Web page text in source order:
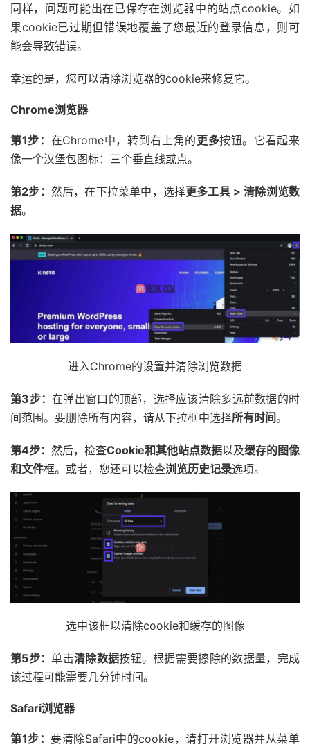
同样，问题可能出在已保存在浏览器中的站点cookie。如
果cookie已过期但错误地覆盖了您最近的登录信息，则可
能会导致错误。
幸运的是，您可以清除浏览器的cookie来修复它。
Chrome浏览器
第1步： 在Chrome中，转到右上角的更多按钮。它看起来
像一个汉堡包图标：三个垂直线或点。
第2步： 然后，在下拉菜单中，选择更多工具 > 清除浏览数
据。
进入Chrome的设置并清除浏览数据
第3步：在弹出窗口的顶部，选择应该清除多远前数据的时
间范围。要删除所有内容，请从下拉框中选择所有时间。
第4步： 然后，检查Cookie和其他站点数据以及缓存的图像
和文件框。或者，您还可以检查浏览历史记录选项。
选中该框以清除cookie和缓存的图像
第5步：单击清除数据按钮。根据需要擦除的数据量，完成
该过程可能需要几分钟时间。
Safari浏览器
第1步：要清除Safari中的cookie，请打开浏览器并从菜单